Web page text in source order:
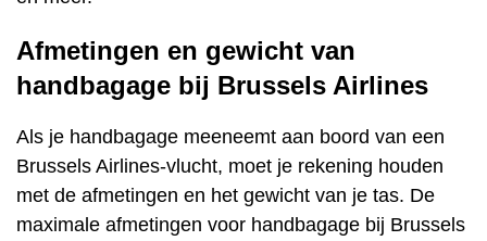
Afmetingen en gewicht van
handbagage bij Brussels Airlines
Als je handbagage meeneemt aan boord van een
Brussels Airlines-vlucht, moet je rekening houden
met de afmetingen en het gewicht van je tas. De
maximale afmetingen voor handbagage bij Brussels